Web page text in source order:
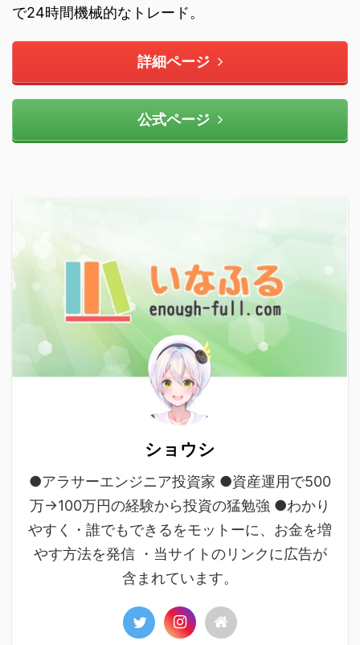
で24時間機械的なトレード。
詳細ページ
公式ページ
ショウシ
●アラサーエンジニア投資家 ●資産運用で500
万→100万円の経験から投資の猛勉強 ●わかり
やすく・誰でもできるをモットーに、お金を増
やす方法を発信 ・当サイトのリンクに広告が
含まれています。